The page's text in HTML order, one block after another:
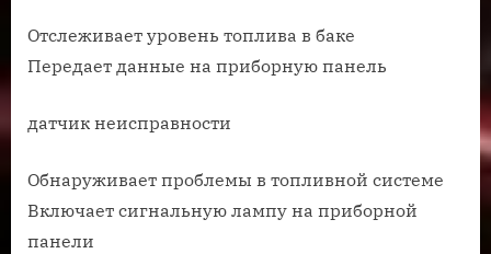
Отслеживает уровень топлива в баке
Передает данные на приборную панель
датчик неисправности
Обнаруживает проблемы в топливной системе
Включает сигнальную лампу на приборной
панели